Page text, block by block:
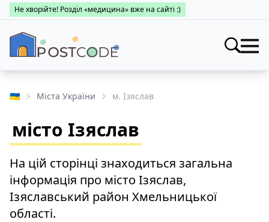
Не хворійте! Розділ «медицина» вже на сайті :)
Індекси
Пошук за областями
Про каталог
Міста України
Заклади
Про поштові індекси
Пошук за областями
Медицина
Про поштові індекси
Пошук за областями
👤 Особистий кабінет
🇺🇦 Міста України м. Ізяслав
місто Ізяслав
На цій сторінці знаходиться загальна
інформація про місто Ізяслав,
Ізяславський район Хмельницької
області.